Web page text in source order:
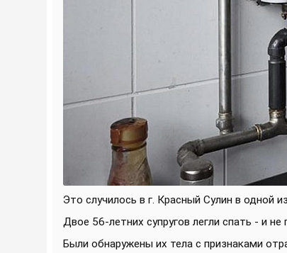
Это случилось в г. Красный Сулин в одной
Двое 56-летних супругов легли спать - и не
Были обнаружены их тела с признаками